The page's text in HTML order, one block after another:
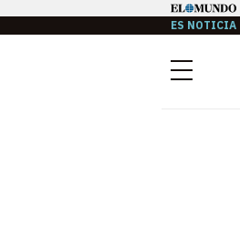
ES NOTICIA
Menú